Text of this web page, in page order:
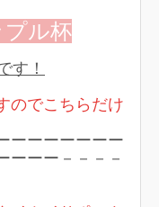
プル杯
す！
のでこちらだけ
ーーーーーーー
ーーー－－－－